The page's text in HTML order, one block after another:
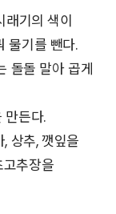
래기의 색이
물기를 뺀다.
돌돌 말아 곱게
만든다.
상추, 깻잎을
추장을